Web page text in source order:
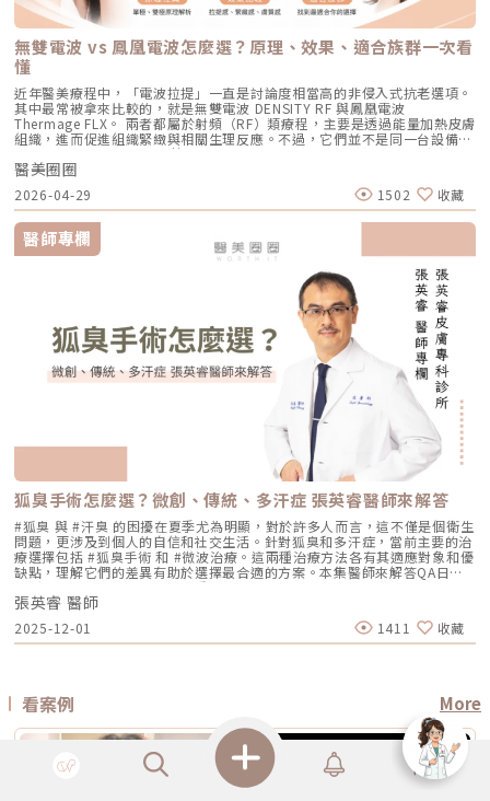
答。它成功將抗痘戰場，從伴隨負擔的全身性藥物代謝，精準轉移至局部的
皮脂腺控制，從源頭阻斷致痘環境。如果你也厭倦了反覆擦藥、吃藥的無盡
輪迴，渴望重新擁有一張清爽、穩定、不易泛油光的健康臉龐，建議尋求專
業醫師進行完整的膚況評估。透過精準的雷射療程規劃，為自己預約一個遠
離痘疤與油光的全新未來！
低。做完後通常會有 1~3 天的微泛紅，能溫和改善膚質與毛孔細緻度的新
興療程。醫美療程怎麼選？重點大評比為了讓你更清楚怎麼挑選，我們整理
了五大主力療程的比較表：療程後的關鍵：醫美術後保養黃金法則許多人投
入療程本身，卻忽略術後照護的重要性，可能影響修復效果，甚至增加色素
沉澱風險。掌握以下三大原則，有助於穩定膚況並延續療程效果：1. 加強保
濕修護雷射或電波療程後，肌膚屏障暫時較為脆弱，容易出現乾燥與水分流
失。建議選擇成分單純、無香精與酒精的保濕與修護產品（如玻尿酸、神經
醯胺），協助維持肌膚修復所需的穩定環境。2. 落實防曬措施術後肌膚對紫
外線較為敏感，建議使用足夠防曬係數（如 SPF30–50 以上），並搭配帽
子、陽傘等物理性防曬，以降低色素沉澱的風險。3. 避免刺激性保養於恢復
期間內，應暫停使用酸類（如果酸、水楊酸）、A醇、去角質及高刺激性美
白產品。實際恢復時間會依療程種類與個人膚況不同，建議依照醫師指示逐
步恢復日常保養。毛孔粗大常見問題Q&A Q1：做完醫美，毛孔就可以「完
全消失」嗎？ 這是不切實際的期望喔！毛孔是皮膚正常的生理結構，不可
能完全消失不見。醫美療程的目標是讓變大、變形毛孔「縮小、變淺」，讓
肌膚在視覺上達到平滑、細緻的效果，也就是俗稱的「水煮蛋肌」狀態。
Q2：打雷射縮毛孔，皮膚會不會越打越薄？ 正確的雷射治療不但不會讓皮
膚變薄，反而會因為刺激真皮層膠原蛋白新生，讓肌膚變得更厚實、更有彈
性！但前提是「間隔時間要充足」且「能量掌控得當」，過度頻繁的施打才
有可能破壞皮膚屏障。Q3：改善毛孔粗大，通常需要打幾次才有效？ 醫美
不是變魔術，通常需要一個「療程」的規劃。以皮秒雷射或微針電波為例，
通常會建議進行 3~5 次（每次間隔約 4~6 週）為一個完整療程。不過，多
數人在第 2 次治療後，就會感覺到上妝變得服貼、出油量減少的明顯變化
了。Q4：我是容易泛紅的敏感肌或酒糟肌，也能做醫美縮毛孔嗎？需經醫
師審慎評估。敏感肌或酒糟肌因皮膚屏障較脆弱，若在發炎尚未穩定的情況
下進行高能量雷射，可能增加泛紅加劇或刺激反應的風險。因此治療重點通
常會先放在「穩定膚況與降低發炎反應」，並依個別狀況調整可能的誘發因
素。待肌膚穩定後，再由醫師評估選擇較溫和的療程，例如微針類療程或能
量可精準控制的微針電波，以循序漸進方式改善毛孔粗大與膚質細緻度。
Q5：我平常有在擦酸類或A醇縮毛孔，做醫美前後需要停用嗎？建議暫停使
用，但實際時間需依療程種類與個人膚況調整。酸類（如果酸、水楊酸）與
A醇會促進角質代謝，可能在療程前後增加肌膚敏感度，使刺激反應（如泛
紅、乾燥）加劇，並提高色素沉澱的風險。一般常見建議為：療程前約3–7
天暫停使用，術後約1–2週再視肌膚修復狀況逐步恢復。但實際仍應依醫師
評估為準。在停用期間，建議以溫和清潔、加強保濕與修護（如玻尿酸、神
經醯胺等），並落實防曬措施，協助肌膚穩定修復。擺脫毛孔焦慮，找回平
滑自信肌對抗毛孔粗大是一場長期抗戰，它需要你改變不良的生活習慣、建
立正確的居家保養觀念，並適時借助醫美科技的強大力量來突破瓶頸。現在
的醫美技術已經能為各種膚況提供客製化的解決方案，如果不確定自己到底
是屬於哪一種毛孔類型，或者不知道該從哪一個療程下手，建議直接安排時
間到專業的醫美診所進行諮詢。透過醫師的專業評估，甚至搭配高階的肌膚
檢測儀器，才能為你規劃出最精準、最不走冤枉路的縮毛孔計畫！★溫馨提
斑點一撕即除？人工皮代謝讓改善更有感為什麼 Reepot 能做到治療後「撕
除人工皮時同步帶走斑點」？這與它的能量作用與術後設計密切相關。
Reepot 透過 532 nm 能量搭配冷剝離技術，使表層黑色素逐漸被帶向角質
層；治療後覆蓋的人工皮則提供穩定、封閉式的修復環境，讓色素在代謝期
間被更完整地固定在表皮。當人工皮在回診時由專業人員取下，老化角質連
同部分色素會一併脫落，因此能呈現出「一撕即除」的改善效果。以冷卻保
護與機械式震動相結合的方式，讓斑點代謝更有感，也讓治療成果更直觀。
誰適合做 Reepot？讓你一眼就能找到自己的定位Reepot 特別適合以下肌
膚需求： 曬斑、雀斑、老人斑、顴骨母斑 膚色暗沉不均，看起來不夠乾淨
做過除斑，但怕反黑、怕紅腫 希望治療後恢復期短、隔天能上班 膚質偏薄
或偏敏感，不敢嘗試侵略性太高的治療Reepot AI時光雷射的效果：一次能
改善什麼？以下為臨床上常見改善情況（效果因個人皮膚而異）： 斑點淡
化明顯 膚色提亮、均勻度提升 老人斑變淡、邊界變柔和 妝感變乾淨，妝更
貼更亮 肌膚質地有細緻感Reepot 術後恢復期與照護指南Reepot 最大優勢
之一就是修復期短。常見反應淡淡泛紅：1–3 天斑點結痂／色素加深：3–7
天代謝期：1–2 週術前事項1. 治療部位若有傷口、感染或過敏發炎需等肌膚
恢復後再施作。2. 有心律調節器、光敏感或慢性疾病者需由醫師評估安全
性。3. 孕婦、哺乳者與近期使用光敏藥物者不建議進行光電療程。4. 三個
月內做過深層換膚或磨皮者需與醫師確認治療時機。5. 術前請避免日曬並停
止酸類、去角質與刺激性保養品。這些都有助於減少反黑。術後照護1. 人工
皮需連續貼著約 14 天且不可自行撕除。2. 若人工皮翹起或濕潤可加貼更大
片人工皮加強固定。3. 術後兩週內避免三溫暖、蒸氣、劇烈流汗與飲酒。4.
請按時回診由專業人員移除人工皮並檢查膚況。5. 如出現紅腫、刺癢或滲出
應立即聯絡診所處理。6. 色素代謝期間避免使用磨砂、卸妝棉與去角質產
品。7. 修復期需加強保濕並確實做好防曬。Reepot 的優勢到底在哪？與傳
準 舒適度 熱感明顯，需敷麻 即時冷卻系統，可不需敷麻 反黑風險 較高 較
理多種斑點 療程次數 修復期 可能需多次，修復期較長 單次有感改善、修復
期更短 適合性 適合多數色斑但風險略高 適合希望快速、低風險改善的族群
Reepot AI時光雷射禁忌症以下情況在接受 Reepot 治療時需特別注意，需
由醫療人員審慎評估：1. 具有光敏感體質或正在使用感光藥物者若皮膚對光
線反應特別強烈，或正在使用會增加光敏性的藥物，治療後發生刺激或色素
反應的風險較高。2. 三個月內曾使用口服 A 酸A 酸會影響皮膚角質更新與
修復速度，使治療後的反應加劇，因此仿單建議需完全停藥至少三個月。3.
最近三到六個月內接受過填補注射包括玻尿酸、洢蓮絲、舒顏萃等填充劑，
為避免能量影響填充物穩定性，需由醫療人員評估治療時機。4. 三個月內接
受過磨皮或其他侵入性治療若表皮尚未完全恢復，過早進行雷射可能造成過
度刺激或延長恢復期。5. 懷孕與哺乳期間仿單中明確列為需避免的狀況，主
要基於安全性與荷爾蒙變動的不確定性雖然非侵入性，但仍建議暫緩治療。
八歲者不建議未成年人接受此類治療，除非有醫療必要且經監護人與專業醫
師共同評估。AI時光雷射常見問題FAQQ1：Reepot AI時光雷射和傳統除斑
雷射有什麼最大差別？Reepot 的能量作用以機械式震動為主，而非傳統以
熱破壞色素為核心的方式，因此對周邊組織較為溫和，修復期相對短。搭配
AI 智慧影像分析與低溫保護，可讓能量更集中在斑點本身，減少熱擴散造成
的紅腫或反黑風險。對於需要更加精準、可控的淺層色素改善者，是較新的
同深度探頭，將能量作用到接近深層支撐結構的位置，例如常被討論的
SMAS 筋膜層。SMAS 是臉部支撐結構的一部分，傳統拉皮手術也會處理這
個層次。音波的概念，就是透過非侵入式方式，把能量送到較深層的支撐結
構，幫助輪廓往上拉。所以音波常見的效果感受包括：下顎線變清楚、嘴邊
肉改善、臉部線條變順、雙下巴或下半臉鬆垂感變少。如果你的困擾不是細
紋，而是「臉往下掉」、「輪廓線越來越模糊」、「拍照時下半臉變重」，
音波通常會比電波更貼近你的需求。不過音波也不是越深越好、越痛越有
效。不同部位需要不同探頭、不同深度與不同發數，醫師必須依照臉型、脂
肪厚度、骨架與皮膚狀況去規劃。打錯層次、能量過高或發數不合適，都可
能影響效果與安全性。電波、音波、傳統拉皮手術差異表 項目 電波拉提 音
波拉提 傳統拉皮手術 療程原理 使用RF射頻能量，透過熱能刺激膠原蛋白收
縮與新生 使用聚焦式超音波能量，將熱能聚焦到特定深度，刺激組織收縮
與膠原蛋白新生 透過外科手術方式，移除多餘皮膚，並重新拉提、固定鬆
弛組織 作用方向 偏向皮膚緊緻、細紋、膚質與鬆弛感改善 偏向深層支撐、
輪廓拉提、下顎線與嘴邊肉改善 偏向明顯鬆弛、下垂組織與多餘皮膚的結
構性改善 常見作用層次 真皮層、皮下組織，依儀器與能量設定不同 真皮
層、皮下組織、筋膜層等不同深度，依探頭與機型不同 皮膚、皮下組織、
肉、下顎線模糊、臉部下垂感 改善明顯鬆弛、下垂與多餘皮膚，拉提幅度
通常較明顯 適合對象 皮膚開始鬆、細紋變多、毛孔或膚質變粗、想讓臉看
起來更緊緻的人 輪廓開始下垂、嘴邊肉明顯、下顎線不清楚、下半臉變重
型、能量與個人耐受度，可能不需麻醉或搭配舒緩方式 通常需要局部麻
上，依手術範圍與複雜度不同 修復期 多數人修復期短，可能有暫時泛紅、
長，可能有腫脹、瘀青、傷口照護與拆線需求 效果出現時間 部分人術後先
有緊實感，完整效果通常隨膠原蛋白新生逐漸出現 部分人術後有緊繃感，
拉提效果通常會在數週至數月逐漸明顯 術後消腫後逐漸看出效果，完整自
然度需等待恢復期 維持時間 約1年至1年半以上，依個人體質、老化速度與
保養而定 約1年至1年半以上，依個人體質、發數、能量與保養而定 通常可
維持數年，但仍會隨年齡與老化速度改變 優點 非侵入式、修復期短、膚質
與緊緻感改善自然 非侵入式、修復期短、對輪廓線與深層支撐較有針對性
膚，改善幅度有限 對膚質、毛孔、細紋的改善不一定比電波明顯 需開刀、
有傷口與恢復期，風險與費用通常較高 電波音波哪個好？不要只問哪個
強，要問哪個適合你很多人會問：「電波跟音波哪個效果比較好？」但這個
問題其實很容易問錯方向。因為電波和音波不是同一種東西，它們就像健身
可以優先評估音波。 如果同時有鬆和垂：可以和醫師討論電音波搭配。這
也是為什麼現在很多醫師會用「複合式療程」來做規劃。不是每個人都只需
要一種療程，而是要看老化主要發生在哪一層，再決定適合電波、音波，還
是兩者搭配。電波音波可以一起打嗎？可以，但不是每個人都一定需要。電
波和音波作用原理不同，所以在醫師評估下，兩者確實可以搭配。常見做法
是用音波處理深層輪廓拉提，再用電波改善皮膚緊緻與膚質鬆弛，讓效果更
全面。不過，電音波不是「全部打越多越好」。發數、能量、施作順序、間
無雙電波 vs 鳳凰電波怎麼選？原理、效果、適合族群一次看
懂
近年醫美療程中，「電波拉提」一直是討論度相當高的非侵入式抗老選項。
其中最常被拿來比較的，就是無雙電波 DENSITY RF 與鳳凰電波
Thermage FLX。 兩者都屬於射頻（RF）類療程，主要是透過能量加熱皮膚
組織，進而促進組織緊緻與相關生理反應。不過，它們並不是同一台設備，
也不只是名稱不同而已。 簡單來說： 鳳凰電波較常被用於輪廓緊緻與拉提
需求，屬於單極射頻應用的代表療程； 無雙電波則為結合單極與雙極射頻
的複合式電波療程，常被用於同時兼顧緊緻與膚質改善。 根據原廠資料，
Thermage 為非侵入式射頻療程，可應用於肌膚緊緻與平滑需求；而
DENSITY 則採用單極與雙極射頻能量，可作用於不同皮膚層次。 這也是為
什麼許多人在選擇療程時會產生疑問： 我需要的是「輪廓拉提」，還是
「膚質細緻」？ 我適合鳳凰電波，還是無雙電波？ 兩者是否可以搭配施
作？ 以下將用較好理解的方式，帶你一次釐清兩者差異。什麼是鳳凰電波
Thermage FLX？鳳凰電波的正式名稱是 Thermage FLX，為台灣索塔
SoltaTaiwan Limited旗下的射頻設備。根據台灣原廠資料，Thermage
FLX 採用單極電容耦合射頻技術。所謂「電容耦合」，簡單來說就是能量透
過皮膚表面傳導進入皮膚內部，無需破壞皮膚結構。它的特色是「單極電
波」。是能將熱能傳遞到較深層的皮膚組織，形成較廣泛的容積式加熱。一
般民眾常聽到的「電波拉提」、「緊緻輪廓」、「改善鬆弛」，多半就是從
這類療程概念延伸而來。由於屬於非侵入式，不需要手術或注射，且通常恢
復期較短；效果可能在療程後逐漸顯現，並隨著時間持續變化。鳳凰電波適
合施打族群鳳凰電波比較常被期待用在以下需求： 臉部鬆弛感 下顎線不清
楚 嘴邊肉或輪廓線變模糊 眼周細紋與鬆弛 身體局部肌膚鬆弛 常被作為年度
型保養選項之一不過要特別注意，任何非侵入式儀器療程都不是拉皮手術，
也不是填充療程。它比較適合用來改善輕度到中度鬆弛，若已經有明顯皮膚
下垂、脂肪位移或組織支撐不足，仍需要由專業醫師評估是否需搭配其他療
程。什麼是DENSITY RF無雙電波 ？無雙電波的英文名稱為 DENSITY，由
Jeisys Medical 推出。根據 DENSITY 官方資料，這套系統使用單極與雙極
高頻能量，可將能量傳遞到淺層與深層皮膚組織。它和傳統單一電波不同的
地方，在於它主打「單極 + 雙極」的複合式能量設計。單極偏向較深層作
用，雙極則偏向較表層、較集中，因此在療程定位上，無雙電波常被形容為
兼顧： 深層緊緻 淺層膚質 細紋改善 毛孔與光澤感 整體肌膚精緻度
DENSITY 採用 sequential monopolar + bipolar RF，也就是序列式單極
與雙極射頻能量，並搭配冷卻與即時阻抗校準等設計。無雙電波適合施打族
群無雙電波常被期待用在以下族群： 臉沒有嚴重鬆弛，但開始覺得輪廓不
夠緊 膚質變粗、毛孔變明顯 乾燥細紋、光澤感下降 想做電波，但怕疼痛感
太強 想要自然型、精緻型保養 希望同時處理緊緻與膚質所以如果說鳳凰電
波比較偏「輪廓拉提主力」，無雙電波就比較像「緊緻 + 膚質管理」的複合
容積式加熱 療程定位 膚質、細緻、緊緻並重 輪廓、拉提、緊實為主 適合族
冷卻技術 五階七段冷卻系統 分段噴灑冷媒 探頭 雅典娜探頭：臉部 宙斯探
臉/四肢 黃金探頭：身體 疼痛感 多數定位為較舒適型 但仍因人而異 感受通
常較明顯，但依能量、部位與個人耐受度不同 常見效果感受 膚質變細、臉
醫美圈圈
2026-04-29 1502 收藏
醫師專欄
狐臭手術怎麼選？微創、傳統、多汗症 張英睿醫師來解答
#狐臭 與 #汗臭 的困擾在夏季尤為明顯，對於許多人而言，這不僅是個衛生
問題，更涉及到個人的自信和社交生活。針對狐臭和多汗症，當前主要的治
療選擇包括 #狐臭手術 和 #微波治療。這兩種治療方法各有其適應對象和優
缺點，理解它們的差異有助於選擇最合適的方案。本集醫師來解答QA日常
生活中該如何減少體味產生？重點摘要：00:00 開場00:05 微創旋轉刮刀狐
臭手術與傳統狐臭手術法之比較00:40 狐臭手術治療效果如何？01:55 狐臭
和多汗我都有，但我能使用狐臭手術嗎？02:33 狐臭治療建議幾歲開始做？
03:08 微波治療後汗水會跑到其他部位嗎？04:21 日常生活中該如何減少體
味產生？張英睿皮膚專科診所官網 : http://www.skinbook.com.tw/張英
https://www.instagram.com/drdeungskinclinic/張英睿皮膚專科診所地
址：新北市板橋區文化路一段118號電話：(02)-2250-6065LINE：
@xat.0000195926.1nzhttps://page.line.me/xat.0000195926.1nz?
openQrModal=true
張英睿 醫師
2025-12-01 1411 收藏
看案例 More
E電波